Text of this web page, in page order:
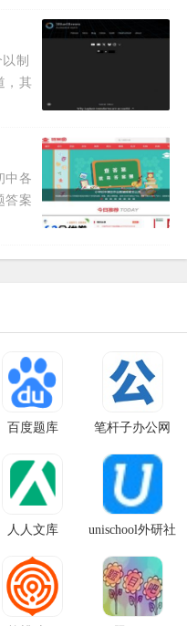
制
，其
道由
包括
中各
答案
完
百度题库 笔杆子办公网
人人文库 unischool外研社